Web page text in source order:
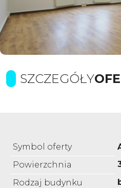
SZCZEGÓŁY
Symbol oferty
Powierzchnia
Rodzaj budynku